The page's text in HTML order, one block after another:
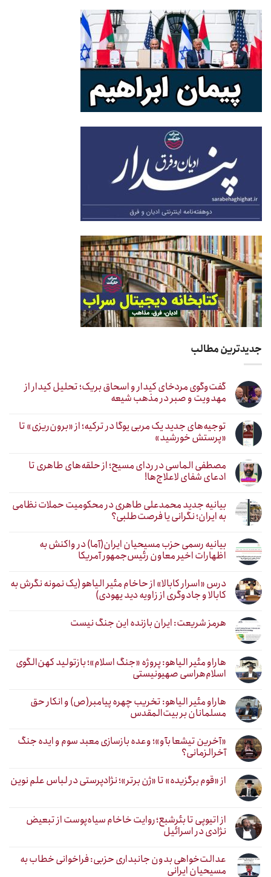
جدیدترین مطالب
گفت‌وگوی مردخای کیدار و اسحاق بریک؛ تحلیل کیدار از
مهدویت و صبر در مذهب شیعه
توجیه‌های جدید یک مربی یوگا در ترکیه؛ از «برون‌ریزی» تا
«پرستش خورشید»
مصطفی الماسی در ردای مسیح؛ از حلقه‌های طاهری تا
ادعای شفای لاعلاج‌ها!
بیانیه جدید محمدعلی طاهری در محکومیت حملات نظامی
به ایران؛ نگرانی یا فرصت‌طلبی؟
بیانیه رسمی حزب مسیحیان ایران(آما) در واکنش به
اظهارات اخیر معاون رئیس‌جمهور آمریکا
درس «اسرار کابالا» از حاخام مئیر الیاهو (یک نمونه نگرش به
کابالا و جادوگری از زاویه دید یهودی)
هرمز شریعت: ایران بازنده این جنگ نیست
هاراو مئیر الیاهو: پروژه «جنگ اسلام»؛ بازتولید کهن‌الگوی
اسلام‌هراسی صهیونیستی
هاراو مئیر الیاهو: تخریب چهره پیامبر(ص) و انکار حق
مسلمانان بر بیت‌المقدس
«آخرین تیشعا بآو»؛ وعده بازسازی معبد سوم و ایده جنگ
آخرالزمانی؟
از «قوم برگزیده» تا «ژن برتر»؛ نژادپرستی در لباس علم نوین
از اتیوپی تا بئرشبع؛ روایت خاخام سیاه‌پوست از تبعیض
نژادی در اسرائیل
عدالت‌خواهی بدون جانبداری حزبی: فراخوانی خطاب به
مسیحیان ایرانی